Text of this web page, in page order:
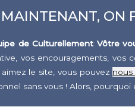
ON
de Culturellement Vôtre
vos encouragements, vos
le site, vous pouvez
sans vous ! Alors, pourquoi